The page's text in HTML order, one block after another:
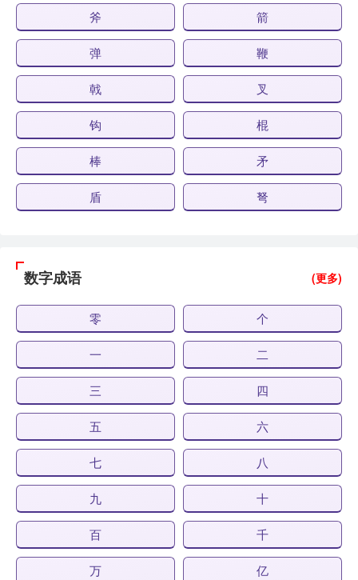
斧 箭
弹 鞭
戟 叉
钩 棍
棒 矛
盾 弩
数字成语 (更多)
零 个
一 二
三 四
五 六
七 八
九 十
百 千
万 亿